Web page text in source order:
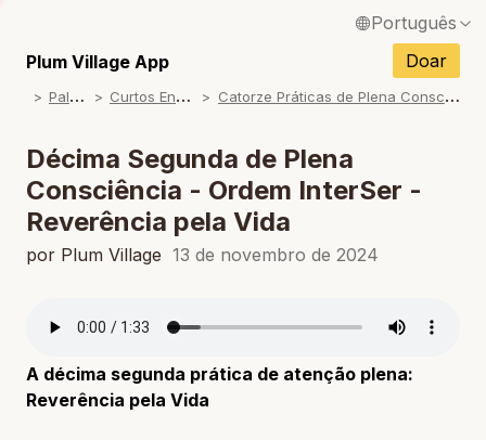
Português
Français / Francês
Español / Espanhol
Deutsch / Alemão
Italiano / Italiano
ภาษาไทย / Tailandês
Plum Village App
Doar
P
alestras C
urtos Ensinamentos C
atorze Práticas de Plena Consciência - Ordem InterSer
Décima Segunda de Plena
Consciência - Ordem InterSer -
Reverência pela Vida
por Plum Village 13 de novembro de 2024
A décima segunda prática de atenção plena:
Reverência pela Vida